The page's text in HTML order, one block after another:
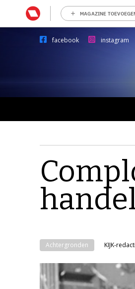
MAGAZINE
facebook instagram
Achtergronden KIJK-